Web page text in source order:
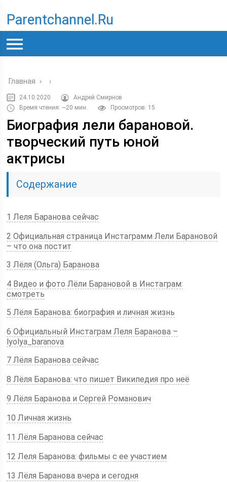
Parentchannel.ru
Главная › ›
24.10.2020
Андрей Смирнов
Время чтения: ~20 мин.
Просмотров: 15
Биография лели барановой.
творческий путь юной
актрисы
Содержание
1 Леля Баранова сейчас
2 Официальная страница Инстаграмм Лели Барановой
– что она постит
3 Лёля (Ольга) Баранова
4 Видео и фото Лёли Барановой в Инстаграм:
смотреть
5 Лёля Баранова: биография и личная жизнь
6 Официальный Инстаграм Леля Баранова –
lyolya_baranova
7 Лёля Баранова сейчас
8 Лёля Баранова: что пишет Википедия про неё
9 Лёля Баранова и Сергей Романович
10 Личная жизнь
11 Лёля Баранова сейчас
12 Леля Баранова: фильмы с ее участием
13 Лёля Баранова вчера и сегодня